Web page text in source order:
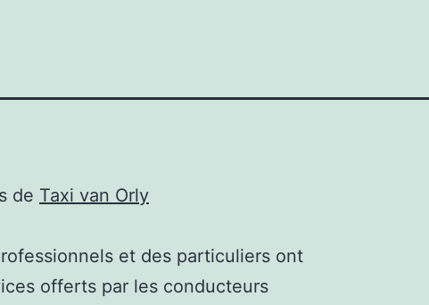
de Taxi van Orly
et des particuliers ont
offerts par les conducteurs